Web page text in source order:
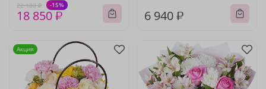
22 180 ₽ -15%
18 850 ₽ 6 940 ₽
Акция